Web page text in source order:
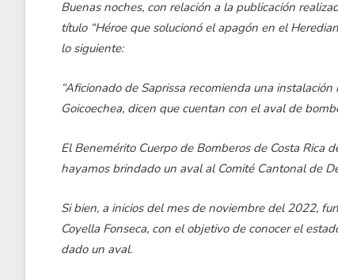
Buenas noches, con relación a la publicación
título “Héroe que solucionó el apagón en el
lo siguiente:
“Aficionado de Saprissa recomienda una
Goicoechea, dicen que cuentan con el aval de
El Benemérito Cuerpo de Bomberos de Costa Rica
hayamos brindado un aval al Comité Cantonal de
Si bien, a inicios del mes de noviembre del 2022,
Coyella Fonseca, con el objetivo de conocer el
dado un aval.